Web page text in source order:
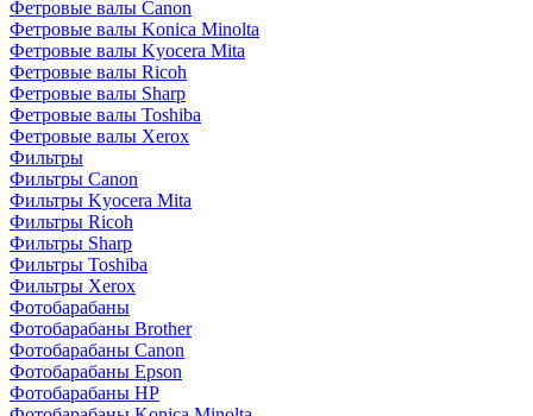
Фетровые валы Canon
Фетровые валы Konica Minolta
Фетровые валы Kyocera Mita
Фетровые валы Ricoh
Фетровые валы Sharp
Фетровые валы Toshiba
Фетровые валы Xerox
Фильтры
Фильтры Canon
Фильтры Kyocera Mita
Фильтры Ricoh
Фильтры Sharp
Фильтры Toshiba
Фильтры Xerox
Фотобарабаны
Фотобарабаны Brother
Фотобарабаны Canon
Фотобарабаны Epson
Фотобарабаны HP